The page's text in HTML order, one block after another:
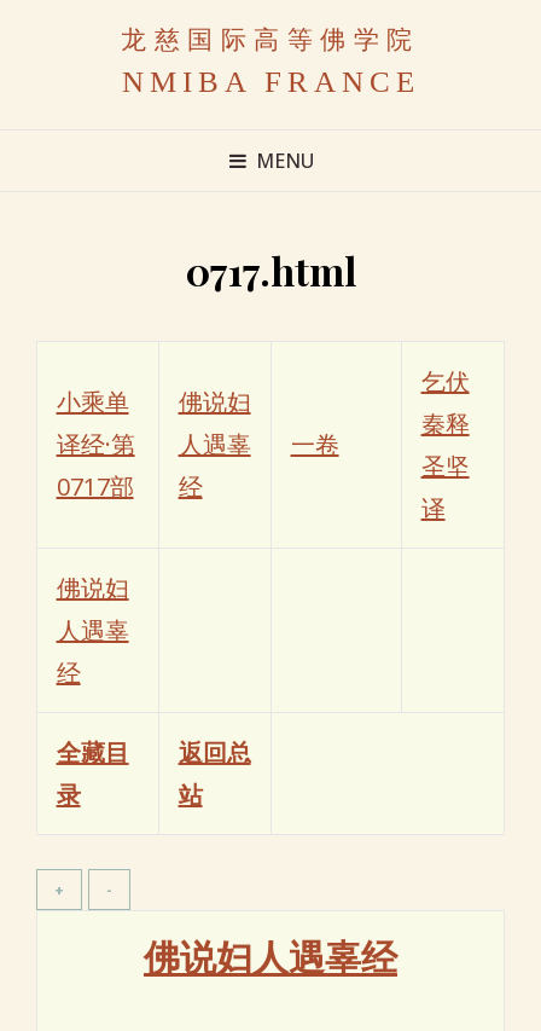
龙慈国际高等佛学院
NMIBA FRANCE
MENU
0717.html
小乘单
译经·第
0717部
佛说妇
人遇辜
经
一卷
乞伏
秦释
圣坚
译
佛说妇
人遇辜
经
全藏目
录
返回总
站
佛说妇人遇辜经